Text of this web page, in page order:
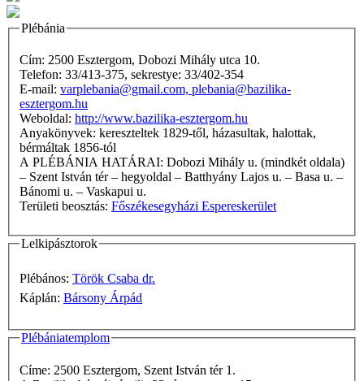
Plébánia
Cím: 2500 Esztergom, Dobozi Mihály utca 10.
Telefon: 33/413-375, sekrestye: 33/402-354
E-mail: varplebania@gmail.com, plebania@bazilika-
esztergom.hu
Weboldal: http://www.bazilika-esztergom.hu
Anyakönyvek: kereszteltek 1829-től, házasultak, halottak,
bérmáltak 1856-tól
A PLÉBÁNIA HATÁRAI: Dobozi Mihály u. (mindkét oldala)
– Szent István tér – hegyoldal – Batthyány Lajos u. – Basa u. –
Bánomi u. – Vaskapui u.
Területi beosztás: Főszékesegyházi Espereskerület
Lelkipásztorok
Plébános: Török Csaba dr.
Káplán: Bársony Árpád
Plébániatemplom
Címe: 2500 Esztergom, Szent István tér 1.